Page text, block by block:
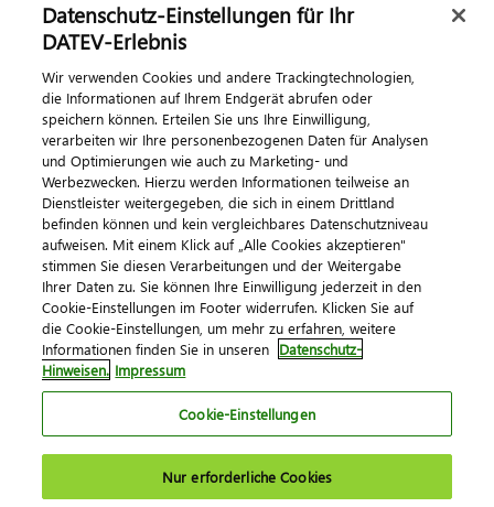
Kontaktieren Sie uns
© 2026 DATEV eG
ImpressumDatenschutzAGB Kontakt
Cookie-Einstellungen
Datenschutz-Einstellungen für Ihr
DATEV-Erlebnis
Wir verwenden Cookies und andere Trackingtechnologien,
die Informationen auf Ihrem Endgerät abrufen oder
speichern können. Erteilen Sie uns Ihre Einwilligung,
verarbeiten wir Ihre personenbezogenen Daten für Analysen
und Optimierungen wie auch zu Marketing- und
Werbezwecken. Hierzu werden Informationen teilweise an
Dienstleister weitergegeben, die sich in einem Drittland
befinden können und kein vergleichbares Datenschutzniveau
aufweisen. Mit einem Klick auf „Alle Cookies akzeptieren"
stimmen Sie diesen Verarbeitungen und der Weitergabe
Ihrer Daten zu. Sie können Ihre Einwilligung jederzeit in den
Cookie-Einstellungen im Footer widerrufen. Klicken Sie auf
die Cookie-Einstellungen, um mehr zu erfahren, weitere
Informationen finden Sie in unseren Datenschutz-
Hinweisen. Impressum
Cookie-Einstellungen
Nur erforderliche Cookies